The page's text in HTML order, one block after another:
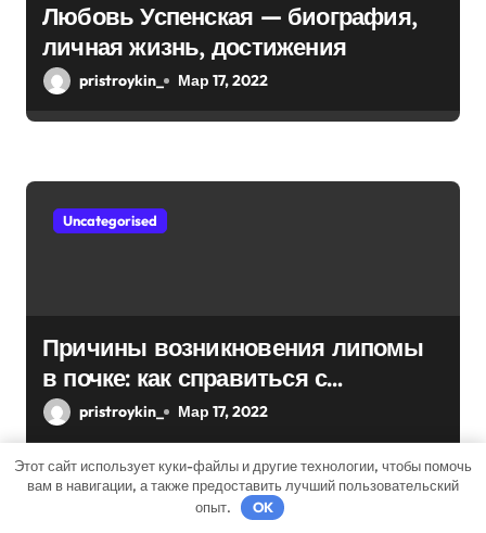
Любовь Успенская — биография,
личная жизнь, достижения
pristroykin_ Мар 17, 2022
Uncategorised
Причины возникновения липомы
в почке: как справиться с
болезнью
pristroykin_ Мар 17, 2022
Этот сайт использует куки-файлы и другие технологии, чтобы помочь
вам в навигации, а также предоставить лучший пользовательский
опыт.
OK